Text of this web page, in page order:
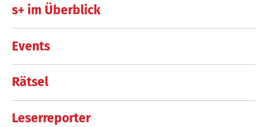
s+ im Überblick
Events
Rätsel
Leserreporter